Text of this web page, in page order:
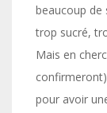
beaucoup de
trop sucré,
Mais en
pour avoir